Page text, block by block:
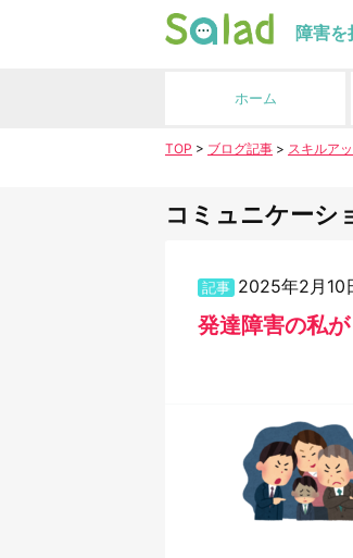
障害
ホーム
TOP > ブログ記事 > スキルア
コミュニケーシ
記事 2025年2月10
発達障害の私